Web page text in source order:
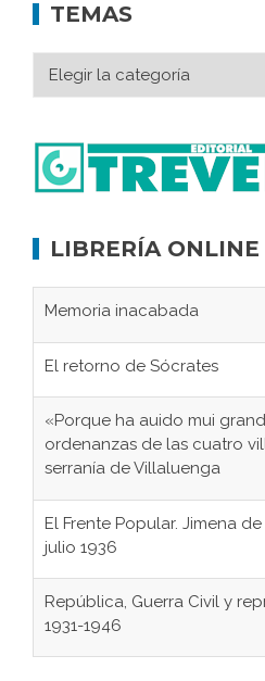
TEMAS
LIBRERÍA ONLINE
Memoria inacabada
El retorno de Sócrates
«Porque ha auido mui
ordenanzas de las cuatro
serranía de Villaluenga
El Frente Popular. Jimena
julio 1936
República, Guerra Civil y
1931-1946